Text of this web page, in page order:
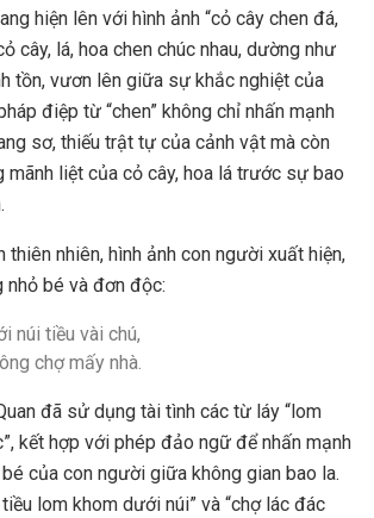
hiện lên với hình ảnh “cỏ cây chen đá,
cây, lá, hoa chen chúc nhau, dường như
tồn, vươn lên giữa sự khắc nghiệt của
điệp từ “chen” không chỉ nhấn mạnh
sơ, thiếu trật tự của cảnh vật mà còn
mãnh liệt của cỏ cây, hoa lá trước sự bao
thiên nhiên, hình ảnh con người xuất hiện,
nhỏ bé và đơn độc:
núi tiều vài chú,
chợ mấy nhà.
đã sử dụng tài tình các từ láy “lom
kết hợp với phép đảo ngữ để nhấn mạnh
của con người giữa không gian bao la.
tiều lom khom dưới núi” và “chợ lác đác